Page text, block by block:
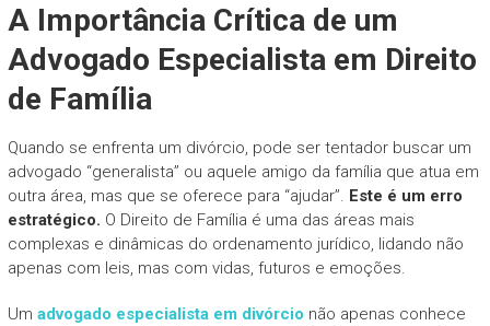
A Importância Crítica de um
Advogado Especialista em Direito
de Família
Quando se enfrenta um divórcio, pode ser tentador buscar um
advogado “generalista” ou aquele amigo da família que atua em
outra área, mas que se oferece para “ajudar”. Este é um erro
estratégico. O Direito de Família é uma das áreas mais
complexas e dinâmicas do ordenamento jurídico, lidando não
apenas com leis, mas com vidas, futuros e emoções.
Um advogado especialista em divórcio não apenas conhece